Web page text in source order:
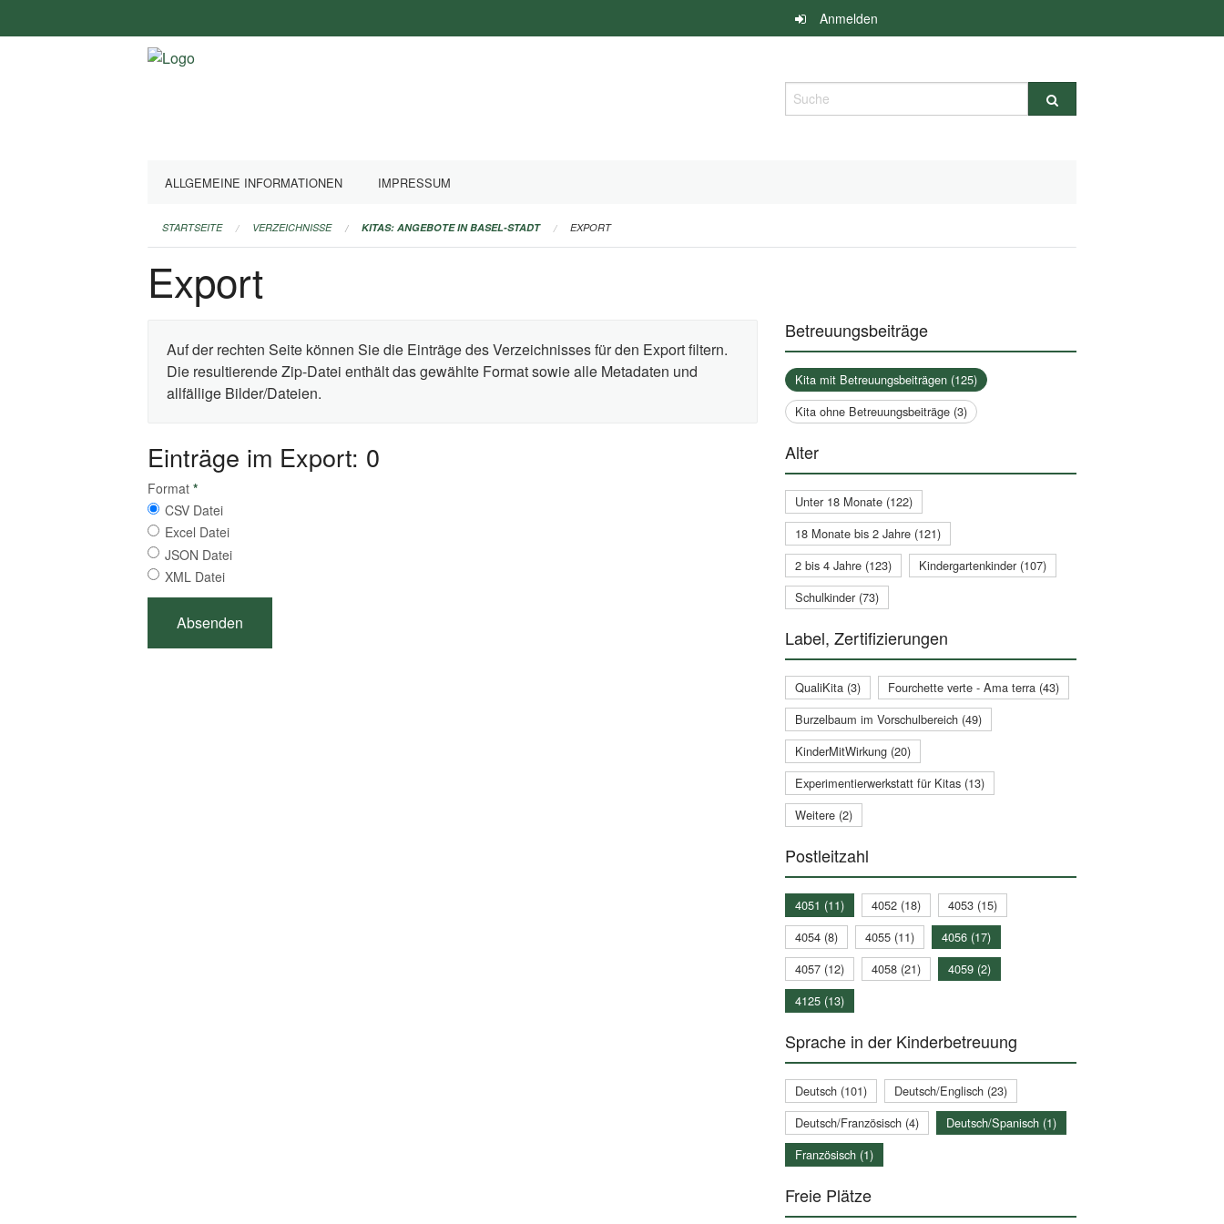
überspringen
Anmelden
Suche
ALLGEMEINE INFORMATIONEN IMPRESSUM
STARTSEITE VERZEICHNISSE KITAS: ANGEBOTE IN BASEL-STADT EXPORT
Export
Auf der rechten Seite können Sie die Einträge des Verzeichnisses für den Export filtern.
Die resultierende Zip-Datei enthält das gewählte Format sowie alle Metadaten und
allfällige Bilder/Dateien.
Einträge im Export: 0
Format *
CSV Datei
Excel Datei
JSON Datei
XML Datei
Betreuungsbeiträge
Kita mit Betreuungsbeiträgen (125)
Kita ohne Betreuungsbeiträge (3)
Alter
Unter 18 Monate (122)
18 Monate bis 2 Jahre (121)
2 bis 4 Jahre (123)
Kindergartenkinder (107)
Schulkinder (73)
Label, Zertifizierungen
QualiKita (3)
Fourchette verte - Ama terra (43)
Burzelbaum im Vorschulbereich (49)
KinderMitWirkung (20)
Experimentierwerkstatt für Kitas (13)
Weitere (2)
Postleitzahl
4051 (11) 4052 (18)
4053 (15)
4054 (8)
4055 (11)
4056 (17)
4057 (12)
4058 (21)
4059 (2)
4125 (13)
Sprache in der Kinderbetreuung
Deutsch (101)
Deutsch/Englisch (23)
Deutsch/Französisch (4)
Deutsch/Spanisch (1)
Französisch (1)
Freie Plätze